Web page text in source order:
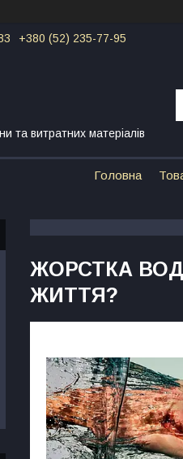
+380 (52) 235-77-95
та витратних матеріалів
Головна
ЖОРСТКА
ЖИТТЯ?